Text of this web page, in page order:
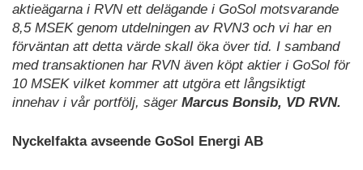
aktieägarna i RVN ett delägande i GoSol motsvarande
8,5 MSEK genom utdelningen av RVN3 och vi har en
förväntan att detta värde skall öka över tid. I samband
med transaktionen har RVN även köpt aktier i GoSol för
10 MSEK vilket kommer att utgöra ett långsiktigt
innehav i vår portfölj, säger Marcus Bonsib, VD RVN.
Nyckelfakta avseende GoSol Energi AB